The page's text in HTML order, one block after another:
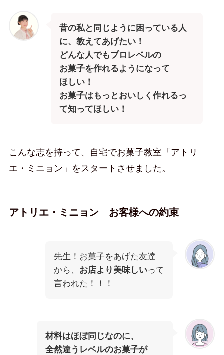
昔の私と同じように困っている人
に、教えてあげたい！
どんな人でもプロレベルの
お菓子を作れるようになって
ほしい！
お菓子はもっとおいしく作れるっ
て知ってほしい！
こんな志を持って、自宅でお菓子教室「アトリ
エ・ミニョン」をスタートさせました。
アトリエ・ミニョン お客様への約束
先生！お菓子をあげた友達
から、 お店より美味しいって
言われた！！！
材料はほぼ同じなのに、
全然違うレベルのお菓子が